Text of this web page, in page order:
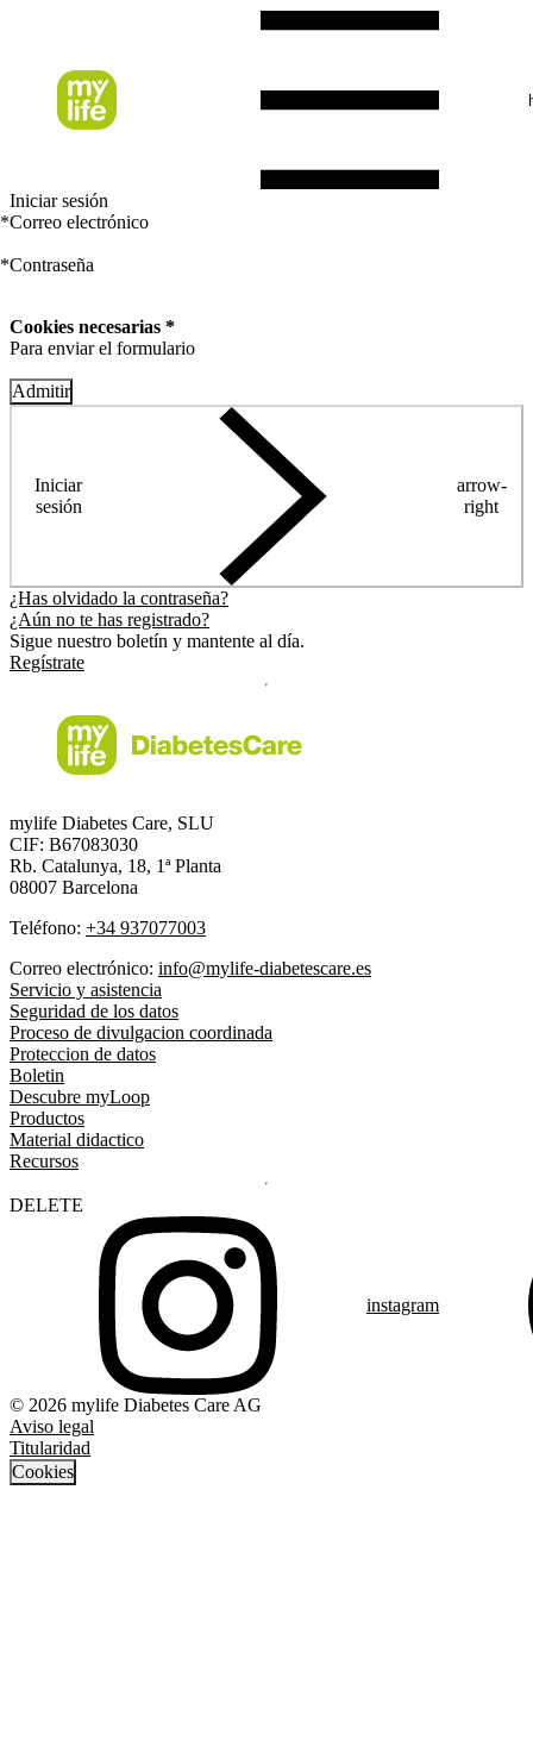
Iniciar sesión
*Correo electrónico
*Contraseña
Cookies necesarias *
Para enviar el formulario
Admitir
Iniciar
sesión
arrow-
right
¿Has olvidado la contraseña?
¿Aún no te has registrado?
Sigue nuestro boletín y mantente al día.
Regístrate
mylife Diabetes Care, SLU
CIF: B67083030
Rb. Catalunya, 18, 1ª Planta
08007 Barcelona
Teléfono: +34 937077003
Correo electrónico: info@mylife-diabetescare.es
Servicio y asistencia
Seguridad de los datos
Proceso de divulgacion coordinada
Proteccion de datos
Boletin
Descubre myLoop
Productos
Material didactico
Recursos
DELETE
instagram
© 2026 mylife Diabetes Care AG
Aviso legal
Titularidad
Cookies